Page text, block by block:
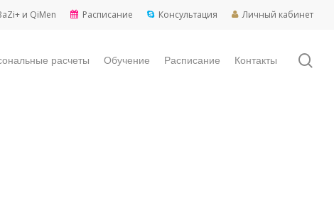
и QiMen Расписание Консультация Личный кабинет
расчеты Обучение Расписание Контакты